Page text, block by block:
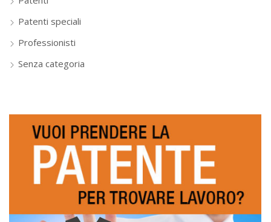
Patenti speciali
Professionisti
Senza categoria